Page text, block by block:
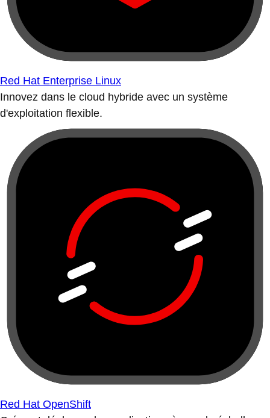
Red Hat Enterprise Linux
Innovez dans le cloud hybride avec un système
d'exploitation flexible.
Red Hat OpenShift